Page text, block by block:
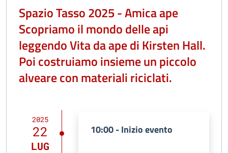
Spazio Tasso 2025 - Amica ape
Scopriamo il mondo delle api
leggendo Vita da ape di Kirsten Hall.
Poi costruiamo insieme un piccolo
alveare con materiali riciclati.
2025
22
LUG
10:00 - Inizio evento